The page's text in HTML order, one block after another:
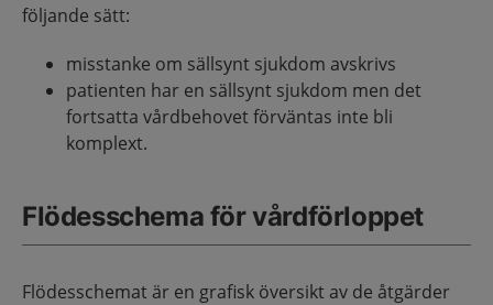
följande sätt:
misstanke om sällsynt sjukdom avskrivs
patienten har en sällsynt sjukdom men det
fortsatta vårdbehovet förväntas inte bli
komplext.
Flödesschema för vårdförloppet
Flödesschemat är en grafisk översikt av de åtgärder